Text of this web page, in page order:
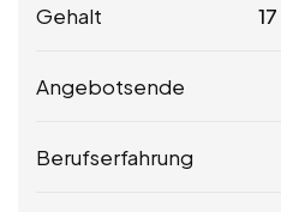
Gehalt 17
Angebotsende
Berufserfahrung